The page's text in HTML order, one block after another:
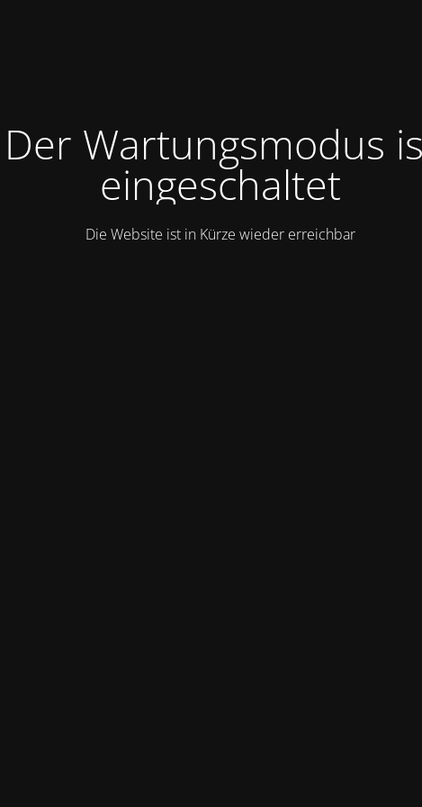
Der Wartungsmodus
eingeschaltet
Die Website ist in Kürze wieder erreichbar